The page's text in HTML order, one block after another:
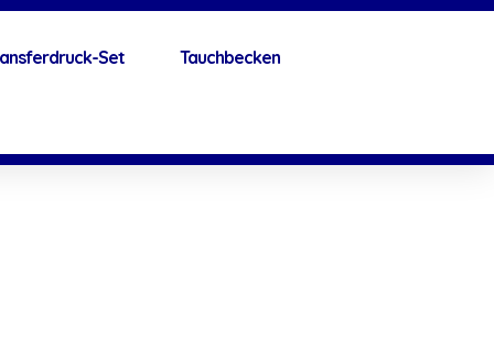
Set Tauchbecken